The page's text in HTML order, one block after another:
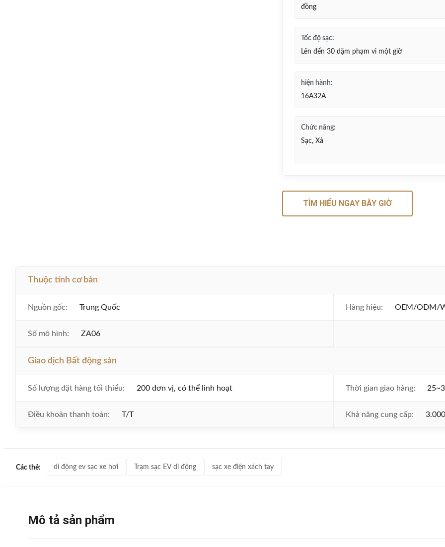
đồng
Tốc độ sạc:
Lên đến 30 dặm phạm vi một giờ
hiện hành:
16A32A
Chức năng:
Sạc, Xả
TÌM HIỂU NGAY BÂY GIỜ
Thuộc tính cơ bản
Nguồn gốc: Trung Quốc Hàng hiệu: OEM/ODM/
Số mô hình: ZA06
Giao dịch Bất động sản
Số lượng đặt hàng tối thiểu: 200 đơn vị, có thể linh hoạt Thời gian giao hàng:
Điều khoản thanh toán: T/T Khả năng cung cấp:
Các thẻ: di động ev sạc xe hơi Trạm sạc EV di động sạc xe điện xách tay
Mô tả sản phẩm